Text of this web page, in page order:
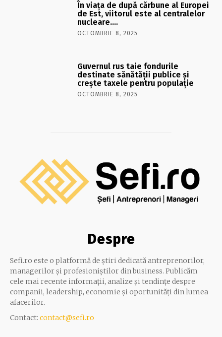
În viaţa de după cărbune al Europei
de Est, viitorul este al centralelor
nucleare….
OCTOMBRIE 8, 2025
Guvernul rus taie fondurile
destinate sănătății publice și
crește taxele pentru populație
OCTOMBRIE 8, 2025
Despre
Sefi.ro este o platformă de știri dedicată antreprenorilor,
managerilor și profesioniștilor din business. Publicăm
cele mai recente informații, analize și tendințe despre
companii, leadership, economie și oportunități din lumea
afacerilor.
Contact: contact@sefi.ro